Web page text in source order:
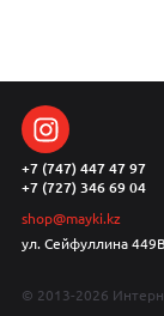
+7 (747) 447 47 97
+7 (727) 346 69 04
shop@mayki.kz
ул. Сейфуллина
© 2013-2026